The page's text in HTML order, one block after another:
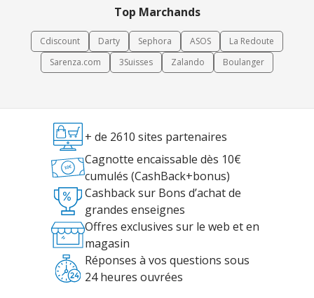
Top Marchands
Cdiscount Darty Sephora ASOS
La Redoute
Sarenza.com
3Suisses Zalando Boulanger
+ de 2610 sites partenaires
Cagnotte encaissable dès 10€
cumulés (CashBack+bonus)
Cashback sur Bons d’achat de
grandes enseignes
Offres exclusives sur le web et en
magasin
Réponses à vos questions sous
24 heures ouvrées